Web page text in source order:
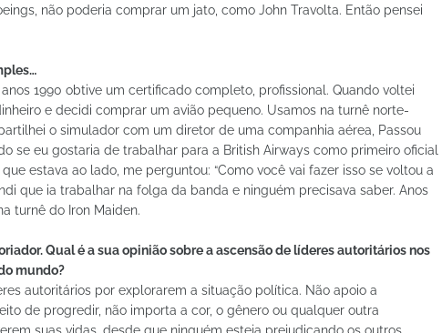
não poderia comprar um jato, como John Travolta. Então pensei
1990 obtive um certificado completo, profissional. Quando voltei
e decidi comprar um avião pequeno. Usamos na turnê norte-
o simulador com um diretor de uma companhia aérea, Passou
se eu gostaria de trabalhar para a British Airways como primeiro oficial
estava ao lado, me perguntou: “Como você vai fazer isso se voltou a
que ia trabalhar na folga da banda e ninguém precisava saber. Anos
turnê do Iron Maiden.
Qual é a sua opinião sobre a ascensão de líderes autoritários nos
mundo?
autoritários por explorarem a situação política. Não apoio a
de progredir, não importa a cor, o gênero ou qualquer outra